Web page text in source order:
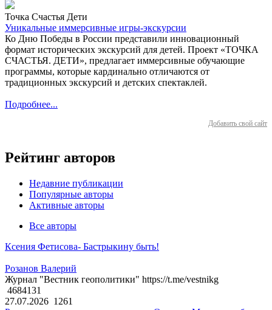
Точка Счастья Дети
Уникальные иммерсивные игры-экскурсии
Ко Дню Победы в России представили инновационный
формат исторических экскурсий для детей. Проект «ТОЧКА
СЧАСТЬЯ. ДЕТИ», предлагает иммерсивные обучающие
программы, которые кардинально отличаются от
традиционных экскурсий и детских спектаклей.
Подробнее...
Добавить свой сайт
Рейтинг авторов
Недавние публикации
Популярные авторы
Активные авторы
Все авторы
Ксения Фетисова- Бастрыкину быть!
Розанов Валерий
Журнал "Вестник геополитики" https://t.me/vestnikg
4684131
27.07.2026 1261